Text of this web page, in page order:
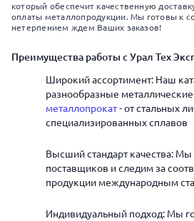
который обеспечит качественную
оплаты металлопродукции. Мы готовы к
нетерпением ждем Ваших заказов!
Преимущества работы с Урал Тех
Широкий ассортимент: Наш
разнообразные
металлопрокат- от стальных
специализированных сплавов
Высший стандарт качества:
поставщиков и следим за
продукции международным
Индивидуальный подход: Мы